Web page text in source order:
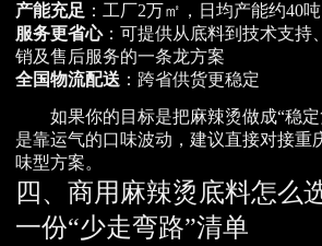
产能充足 ：工厂2万㎡，日均产能约40
服务更省心：可提供从底料到技术支持
销及售后服务的一条龙方案
全国物流配送 ：跨省供货更稳定
如果你的目标是把麻辣烫做成“稳
是靠运气的口味波动，建议直接对接重
味型方案。
四、商用麻辣烫底料怎么
一份“少走弯路”清单